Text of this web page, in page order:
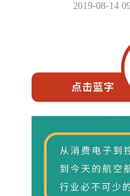
2019-08-14